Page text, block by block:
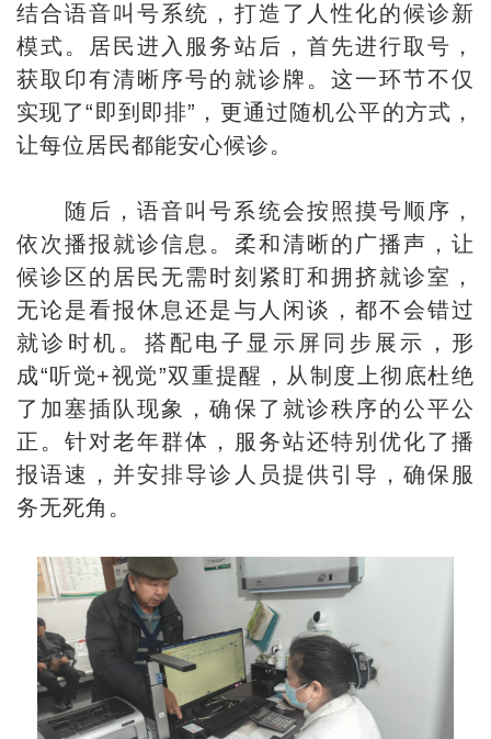
结合语音叫号系统，打造了人性化的候诊新
模式。居民进入服务站后，首先进行取号，
获取印有清晰序号的就诊牌。这一环节不仅
实现了“即到即排”，更通过随机公平的方式，
让每位居民都能安心候诊。
随后，语音叫号系统会按照摸号顺序，
依次播报就诊信息。柔和清晰的广播声，让
候诊区的居民无需时刻紧盯和拥挤就诊室，
无论是看报休息还是与人闲谈，都不会错过
就诊时机。搭配电子显示屏同步展示，形
成“听觉+视觉”双重提醒，从制度上彻底杜绝
了加塞插队现象，确保了就诊秩序的公平公
正。针对老年群体，服务站还特别优化了播
报语速，并安排导诊人员提供引导，确保服
务无死角。